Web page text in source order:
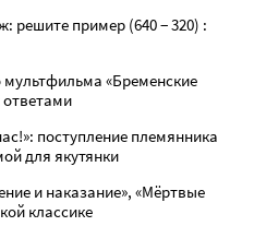
решите пример (640 − 320) :
мультфильма «Бременские
ответами
поступление племянника
для якутянки
и наказание», «Мёртвые
классике